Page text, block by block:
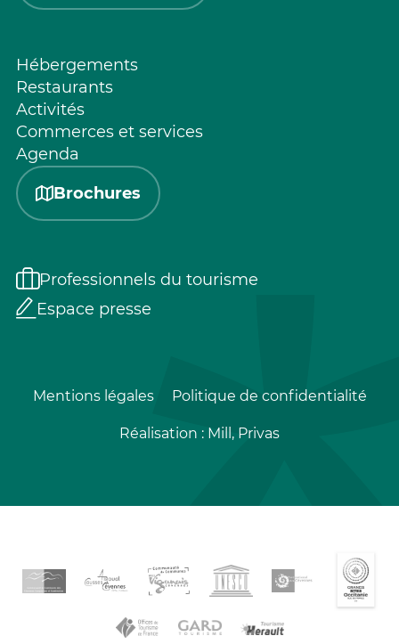
Hébergements
Restaurants
Activités
Commerces et services
Agenda
Brochures
Professionnels du tourisme
Espace presse
Mentions légales Politique de confidentialité
Réalisation : Mill, Privas